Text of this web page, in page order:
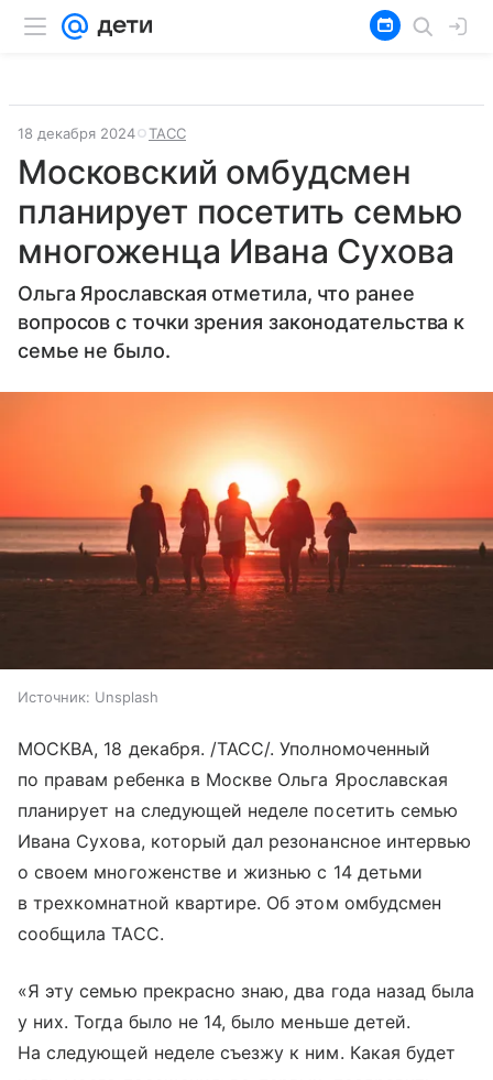
18 декабря 2024 ТАСС
Московский омбудсмен
планирует посетить семью
многоженца Ивана Сухова
Ольга Ярославская отметила, что ранее
вопросов с точки зрения законодательства к
семье не было.
Источник: Unsplash
МОСКВА, 18 декабря. /ТАСС/. Уполномоченный
по правам ребенка в Москве Ольга Ярославская
планирует на следующей неделе посетить семью
Ивана Сухова, который дал резонансное интервью
о своем многоженстве и жизнью с 14 детьми
в трехкомнатной квартире. Об этом омбудсмен
сообщила ТАСС.
«Я эту семью прекрасно знаю, два года назад была
у них. Тогда было не 14, было меньше детей.
На следующей неделе съезжу к ним. Какая будет